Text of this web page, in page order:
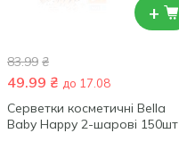
+
83.99 ₴
49.99 ₴ до 17.08
Серветки косметичні Bella
Baby Happy 2-шарові 150шт